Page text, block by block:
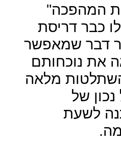
המהפכה"
כבר דריסת
דבר שמאפשר
את נוכחותם
מלאה
נכון של
לשעת